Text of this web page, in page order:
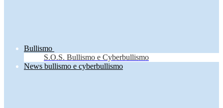
Bullismo
S.O.S. Bullismo e Cyberbullismo
News bullismo e cyberbullismo